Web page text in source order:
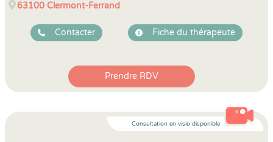
63100 Clermont-Ferrand
Contacter Fiche du thérapeute
Prendre RDV
Consultation en visio disponible